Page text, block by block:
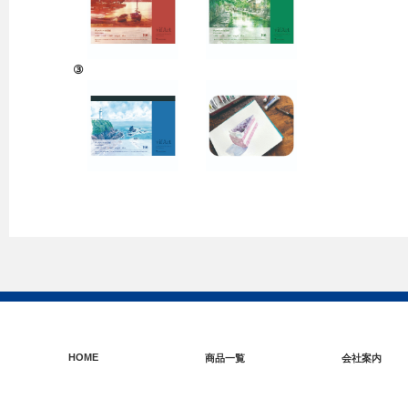
③
HOME 商品一覧 会社案内